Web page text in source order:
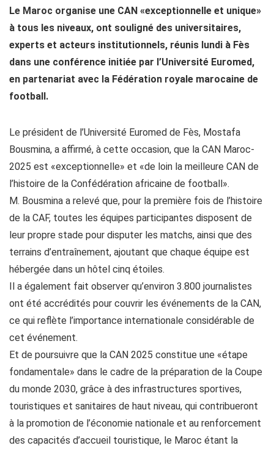
Le Maroc organise une CAN «exceptionnelle et unique»
à tous les niveaux, ont souligné des universitaires,
experts et acteurs institutionnels, réunis lundi à Fès
dans une conférence initiée par l’Université Euromed,
en partenariat avec la Fédération royale marocaine de
football.
Le président de l’Université Euromed de Fès, Mostafa
Bousmina, a affirmé, à cette occasion, que la CAN Maroc-
2025 est «exceptionnelle» et «de loin la meilleure CAN de
l’histoire de la Confédération africaine de football».
M. Bousmina a relevé que, pour la première fois de l’histoire
de la CAF, toutes les équipes participantes disposent de
leur propre stade pour disputer les matchs, ainsi que des
terrains d’entraînement, ajoutant que chaque équipe est
hébergée dans un hôtel cinq étoiles.
Il a également fait observer qu’environ 3.800 journalistes
ont été accrédités pour couvrir les événements de la CAN,
ce qui reflète l’importance internationale considérable de
cet événement.
Et de poursuivre que la CAN 2025 constitue une «étape
fondamentale» dans le cadre de la préparation de la Coupe
du monde 2030, grâce à des infrastructures sportives,
touristiques et sanitaires de haut niveau, qui contribueront
à la promotion de l’économie nationale et au renforcement
des capacités d’accueil touristique, le Maroc étant la